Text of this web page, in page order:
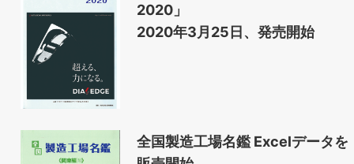
2020」
2020年3月25日、発売開始
全国製造工場名鑑 Excelデータを